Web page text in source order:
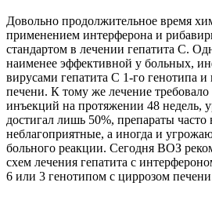
Довольно продолжительное время
применением интерферона и
стандартом в лечении гепатита С.
наименее эффективной у больных,
вирусами гепатита С 1-го генотипа
печени. К тому же лечение
инъекций на протяжении 48 недель,
достигал лишь 50%, препараты часто
неблагоприятные, а иногда и
больного реакции. Сегодня ВОЗ
схем лечения гепатита с
6 или 3 генотипом с циррозом